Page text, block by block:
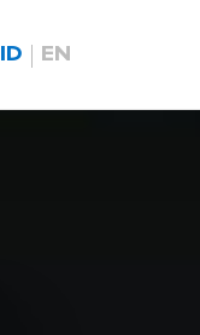
ID EN